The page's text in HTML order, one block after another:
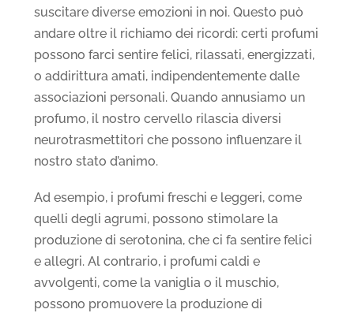
suscitare diverse emozioni in noi. Questo può
andare oltre il richiamo dei ricordi: certi profumi
possono farci sentire felici, rilassati, energizzati,
o addirittura amati, indipendentemente dalle
associazioni personali. Quando annusiamo un
profumo, il nostro cervello rilascia diversi
neurotrasmettitori che possono influenzare il
nostro stato d’animo.
Ad esempio, i profumi freschi e leggeri, come
quelli degli agrumi, possono stimolare la
produzione di serotonina, che ci fa sentire felici
e allegri. Al contrario, i profumi caldi e
avvolgenti, come la vaniglia o il muschio,
possono promuovere la produzione di